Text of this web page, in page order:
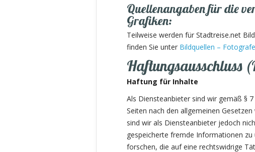
Quellenangaben für die
Grafiken:
Teilweise werden für Stadtreise.net
finden Sie unter Bildquellen –
Haftungsausschluss
Haftung für Inhalte
Als Diensteanbieter sind wir gemäß §
Seiten nach den allgemeinen
sind wir als Diensteanbieter jedoch
gespeicherte fremde Informationen
forschen, die auf eine rechtswidrige